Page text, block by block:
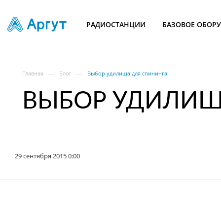
РАДИОСТАНЦИИ БАЗОВОЕ
Главная — Блог — Выбор удилища для спининга
ВЫБОР
29 сентября 2015 0:00